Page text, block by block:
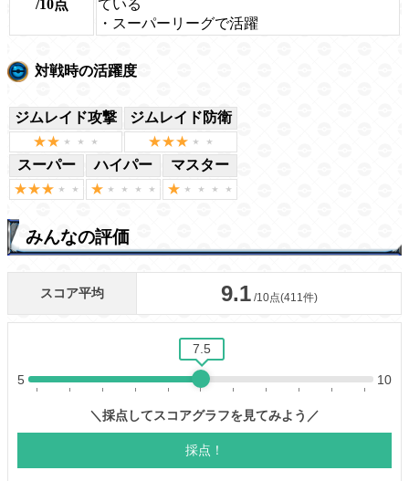
/10点
ている
・スーパーリーグで活躍
対戦時の活躍度
ジムレイド攻撃 ジムレイド防衛
スーパー ハイパー マスター
みんなの評価